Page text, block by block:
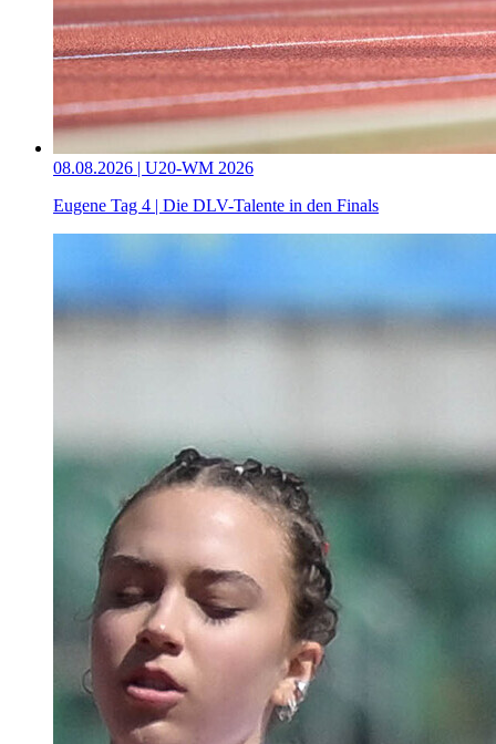
08.08.2026 | U20-WM 2026
Eugene Tag 4 | Die DLV-Talente in den Finals